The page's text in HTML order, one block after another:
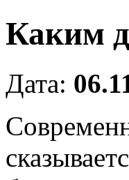
Каким
Дата: